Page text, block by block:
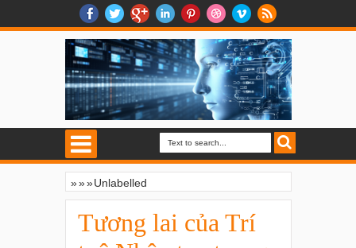
»» Unlabelled
»
Tương lai của Trí